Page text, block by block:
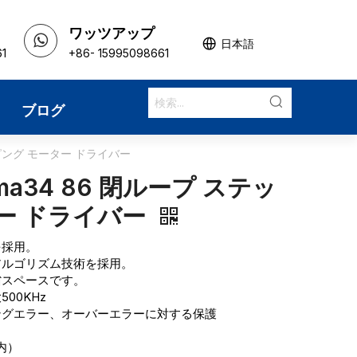
ワッツアップ
+86- 15995098661
日本語
ブログ
グ モーター ドライバー
86 閉ループ ステッ
ドライバー
用。
ゴリズム技術を採用。
ペースです。
エラー、オーバーエラーに対する保護